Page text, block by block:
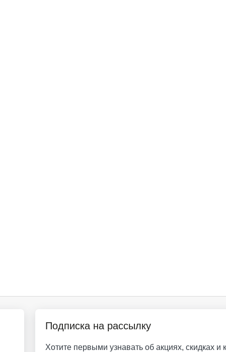
Подписка на рассылку
Хотите первыми узнавать об акциях, скидках и